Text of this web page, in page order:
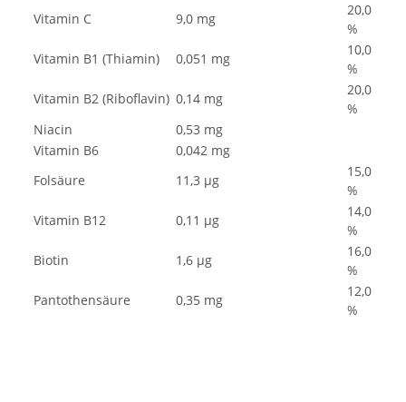
Vitamin C
9,0 mg
20,0
%
Vitamin B1 (Thiamin)
0,051 mg
10,0
%
Vitamin B2 (Riboflavin) 0,14 mg
20,0
%
Niacin
0,53 mg
Vitamin B6
0,042 mg
Folsäure
11,3 µg
15,0
%
Vitamin B12
0,11 µg
14,0
%
Biotin
1,6 µg
16,0
%
Pantothensäure
0,35 mg
12,0
%